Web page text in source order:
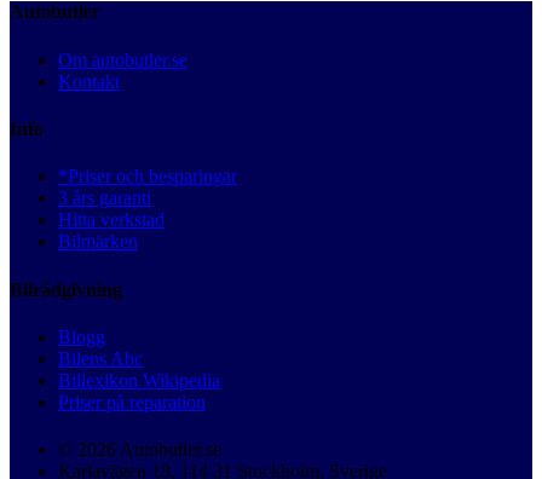
Autobutler
Om autobutler.se
Kontakt
Info
*Priser och besparingar
3 års garanti
Hitta verkstad
Bilmärken
Bilrådgivning
Blogg
Bilens Abc
Billexikon Wikipedia
Priser på reparation
© 2026 Autobutler.se
Karlavägen 18, 114 31 Stockholm, Sverige